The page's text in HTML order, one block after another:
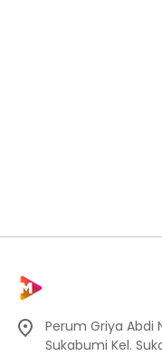
Perum Griya Abdi
Sukabumi Kel.